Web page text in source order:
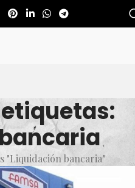
"Liquidación bancaria"